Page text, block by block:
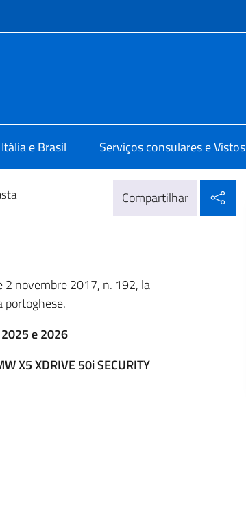
Itália e Brasil Serviços consulares e Vistos
Compartilhar
2 novembre 2017, n. 192, la
portoghese.
e 2026
X5 XDRIVE 50i SECURITY